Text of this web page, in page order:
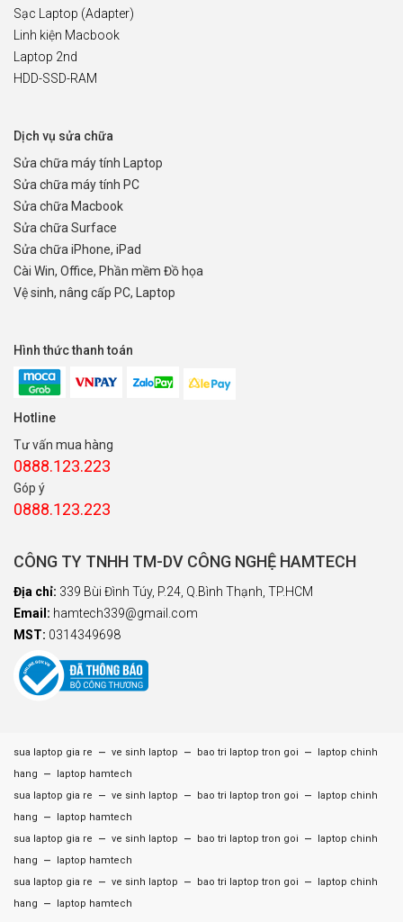
Sạc Laptop (Adapter)
Linh kiện Macbook
Laptop 2nd
HDD-SSD-RAM
Dịch vụ sửa chữa
Sửa chữa máy tính Laptop
Sửa chữa máy tính PC
Sửa chữa Macbook
Sửa chữa Surface
Sửa chữa iPhone, iPad
Cài Win, Office, Phần mềm Đồ họa
Vệ sinh, nâng cấp PC, Laptop
Hình thức thanh toán
Hotline
Tư vấn mua hàng
0888.123.223
Góp ý
0888.123.223
CÔNG TY TNHH TM-DV CÔNG NGHỆ HAMTECH
Địa chỉ: 339 Bùi Đình Túy, P.24, Q.Bình Thạnh, TP.HCM
Email: hamtech339@gmail.com
MST: 0314349698
sua laptop gia re – ve sinh laptop – bao tri laptop tron goi –
laptop chinh
hang
–
laptop hamtech
sua laptop gia re
– ve sinh laptop – bao tri laptop tron goi –
laptop chinh
hang
–
laptop hamtech
sua laptop gia re
– ve sinh laptop – bao tri laptop tron goi –
laptop chinh
hang
–
laptop hamtech
sua laptop gia re
– ve sinh laptop – bao tri laptop tron goi –
laptop chinh
hang
– laptop hamtech